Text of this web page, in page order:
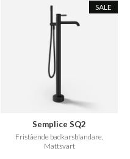
SALE
Semplice SQ2
Fristående badkarsblandare,
Mattsvart